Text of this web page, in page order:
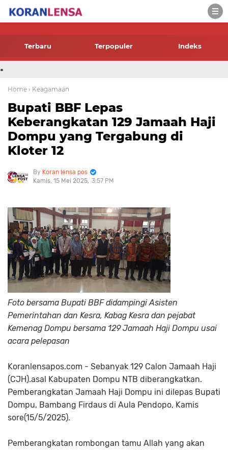
-->
Terbaru Terpopuler Indeks
.
Home › Keagamaan
Bupati BBF Lepas
Keberangkatan 129 Jamaah Haji
Dompu yang Tergabung di
Kloter 12
Koran lensa pos
Kamis, 15 Mei 2025 3:57 PM
Foto bersama Bupati BBF didampingi Asisten
Pemerintahan dan Kesra, Kabag Kesra dan pejabat
Kemenag Dompu bersama 129 Jamaah Haji Dompu usai
acara pelepasan
Koranlensapos.com - Sebanyak 129 Calon Jamaah Haji
(CJH).asal Kabupaten Dompu NTB diberangkatkan.
Pemberangkatan Jamaah Haji Dompu ini dilepas Bupati
Dompu, Bambang Firdaus di Aula Pendopo, Kamis
sore(15/5/2025).
Pemberangkatan rombongan tamu Allah yang akan